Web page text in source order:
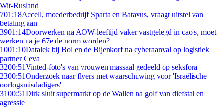
Wit-Rusland
701:18Accell, moederbedrijf Sparta en Batavus, vraagt uitstel van
betaling aan
3901:14Doorwerken na AOW-leeftijd vaker vastgelegd in cao's, moet
werken na je 67e de norm worden?
1001:10Datalek bij Bol en de Bijenkorf na cyberaanval op logistiek
partner Ceva
3200:51Vinted-foto's van vrouwen massaal gedeeld op seksfora
2300:51Onderzoek naar flyers met waarschuwing voor 'Israëlische
oorlogsmisdadigers'
3100:51Dirk sluit supermarkt op de Wallen na golf van diefstal en
agressie